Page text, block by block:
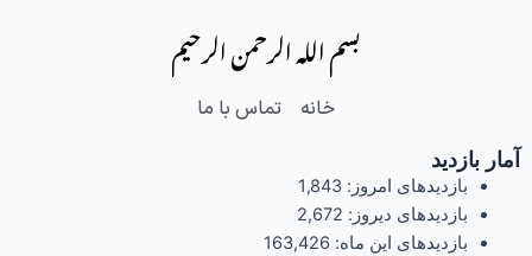
بسم الله الرحمن الرحیم
خانه تماس با ما
آمار بازدید
بازدیدهای امروز: 1,843
بازدیدهای دیروز: 2,672
بازدیدهای این ماه: 163,426